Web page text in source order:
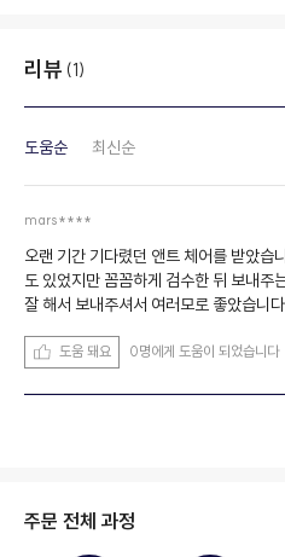
리뷰 (1)
도움순 최신순
mars****
오랜 기간 기다렸던 앤트 체어를 받았습
도 있었지만 꼼꼼하게 검수한 뒤 보내주
잘 해서 보내주셔서 여러모로 좋았습니다.
도움 돼요 0명에게 도움이 되었습니다
주문 전체 과정